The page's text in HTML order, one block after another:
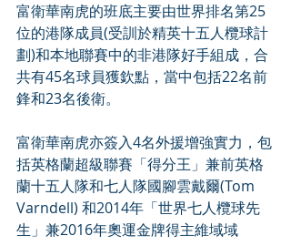
富衛華南虎的班底主要由世界排名第25
位的港隊成員(受訓於精英十五人欖球計
劃)和本地聯賽中的非港隊好手組成，合
共有45名球員獲欽點，當中包括22名前
鋒和23名後衛。
富衛華南虎亦簽入4名外援增強實力，包
括英格蘭超級聯賽「得分王」兼前英格
蘭十五人隊和七人隊國腳雲戴爾(Tom
Varndell) 和2014年「世界七人欖球先
生」兼2016年奧運金牌得主維域域